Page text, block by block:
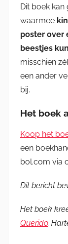
Dit boek
waarmee
poster over
beestjes
misschien
een ander
bij.
Het boek
Koop het
een
bol.com via
Dit bericht
Het boek
Querido.